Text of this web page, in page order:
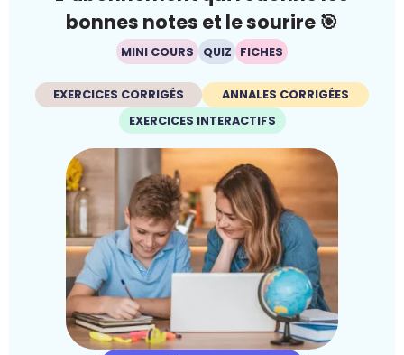
bonnes notes et le sourire 🎯
MINI COURS QUIZ FICHES
EXERCICES CORRIGÉS
ANNALES CORRIGÉES
EXERCICES INTERACTIFS